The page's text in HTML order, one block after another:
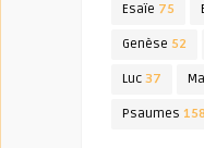
Esaïe 75
Genèse 52
Luc 37
Psaumes 158